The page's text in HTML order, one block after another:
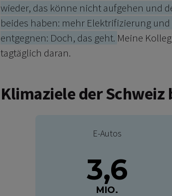
wieder, das könne nicht aufgehen und
beides haben: mehr Elektrifizierung
entgegnen: Doch, das geht. Meine
tagtäglich daran.
Klimaziele der Schweiz
E-Autos
3,6
MIO.